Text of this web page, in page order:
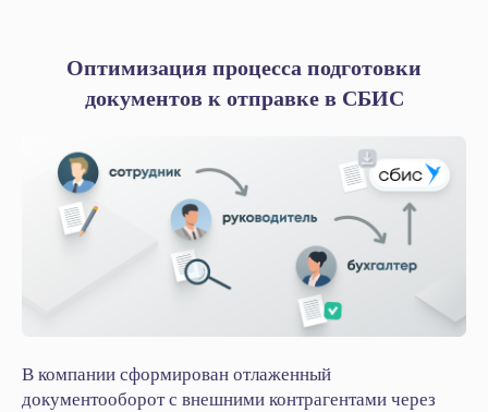
Оптимизация процесса подготовки
документов к отправке в СБИС
В компании сформирован отлаженный
документооборот с внешними контрагентами через